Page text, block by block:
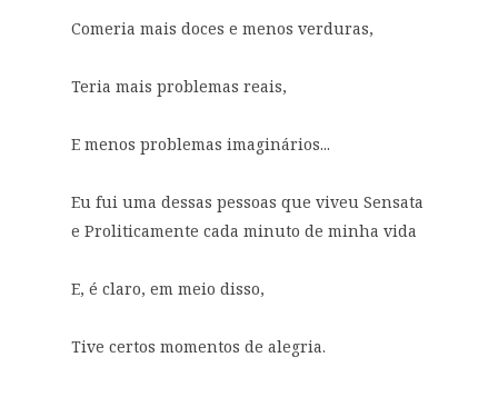
Comeria mais doces e menos verduras,
Teria mais problemas reais,
E menos problemas imaginários...
Eu fui uma dessas pessoas que viveu Sensata
e Proliticamente cada minuto de minha vida
E, é claro, em meio disso,
Tive certos momentos de alegria.